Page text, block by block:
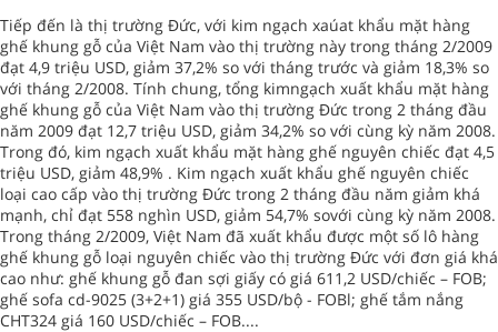
Tiếp đến là thị trường Đức, với kim ngạch xaúat khẩu mặt hàng
ghế khung gỗ của Việt Nam vào thị trường này trong tháng 2/2009
đạt 4,9 triệu USD, giảm 37,2% so với tháng trước và giảm 18,3% so
với tháng 2/2008. Tính chung, tổng kimngạch xuất khẩu mặt hàng
ghế khung gỗ của Việt Nam vào thị trường Đức trong 2 tháng đầu
năm 2009 đạt 12,7 triệu USD, giảm 34,2% so với cùng kỳ năm 2008.
Trong đó, kim ngạch xuất khẩu mặt hàng ghế nguyên chiếc đạt 4,5
triệu USD, giảm 48,9% . Kim ngạch xuất khẩu ghế nguyên chiếc
loại cao cấp vào thị trường Đức trong 2 tháng đầu năm giảm khá
mạnh, chỉ đạt 558 nghìn USD, giảm 54,7% sovới cùng kỳ năm 2008.
Trong tháng 2/2009, Việt Nam đã xuất khẩu được một số lô hàng
ghế khung gỗ loại nguyên chiếc vào thị trường Đức với đơn giá khá
cao như: ghế khung gỗ đan sợi giấy có giá 611,2 USD/chiếc – FOB;
ghế sofa cd-9025 (3+2+1) giá 355 USD/bộ - FOBl; ghế tắm nắng
CHT324 giá 160 USD/chiếc – FOB....